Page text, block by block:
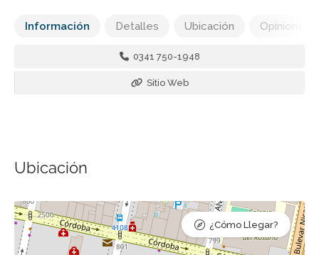
Información Detalles Ubicación Opiniones
0341 750-1948
Sitio Web
Ubicación
¿Cómo Llegar?